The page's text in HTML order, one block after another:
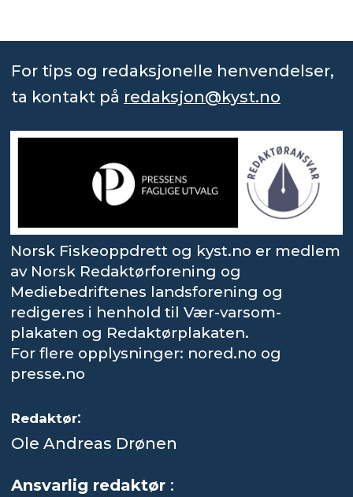
For tips og redaksjonelle henvendelser,
ta kontakt på redaksjon@kyst.no
Norsk Fiskeoppdrett og kyst.no er medlem
av Norsk Redaktørforening og
Mediebedriftenes landsforening og
redigeres i henhold til Vær-varsom-
plakaten og Redaktørplakaten.
For flere opplysninger: nored.no og
presse.no
Redaktør:
Ole Andreas Drønen
Ansvarlig redaktør :